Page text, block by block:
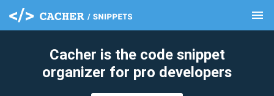
menu
Cacher is the code snippet
organizer for pro developers
clear